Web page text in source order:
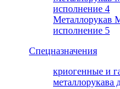
исполнение 4
Металлорукав
исполнение 5
Спецназначения
криогенные и
металлорукава